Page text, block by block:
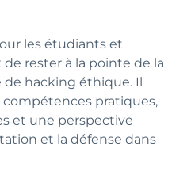
les étudiants et
rester à la pointe de la
hacking éthique. Il
compétences pratiques,
et une perspective
et la défense dans